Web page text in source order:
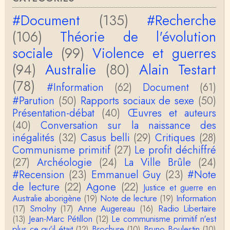
fier. Il mène à la thèse de Jean-Claude Favin…
roland `chaudat
le lien cité par BB ne fonctionne pas ( 6 ans aprè
s), dommage, mais j'ai la même impression que …
Christophe Darmangeat
La plus récente, donc celle en français, la quatrièm
e, publiée chez La Découverte.Bonne lecture !
Anonymous
Actuellement c'est quelle édition qui est la plus à jo
ur? La dernière edition française ou celle…
roland chaudat
le sous-titre de l’article de la Lutte de Classes “No
n, l’oppression des femmes n’a pas toujours exi…
roland chaudat
Votre gourmandise sera probablement récompens
ée parce que Snow apporte "de l'eau à votre m
o…
#Document (135)
#Recherche
(106)
Théorie de l'évolution
sociale (99) Violence et guerres
(94) Australie (80) Alain Testart
(78)
#Information (62) Document
(61)
#Parution (50) Rapports sociaux de sexe (50)
Présentation-débat (40) Œuvres et auteurs
(40)
Conversation sur la naissance des
inégalités (32) Casus belli (29) Critiques (28)
Communisme primitif (27) Le profit déchiffré
(27) Archéologie (24) La Ville Brûle (24)
#Recension (23) Emmanuel Guy (23) #Note
de lecture (22) Agone (22) Justice et guerre en
Australie aborigène (19) Note de lecture (19) Information
(17) Smolny (17) Anne Augereau (16) Radio Libertaire
(13) Jean-Marc Pétillon (12) Le communisme primitif n'est